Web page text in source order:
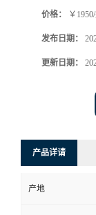
价格： ￥
发布日期：
更新日期：
产品详请
产地